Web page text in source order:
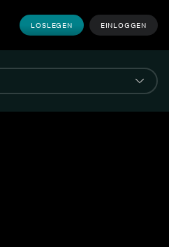
LOSLEGEN EINLOGGEN